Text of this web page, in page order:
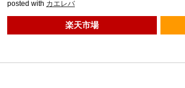
posted with カエレバ
楽天市場